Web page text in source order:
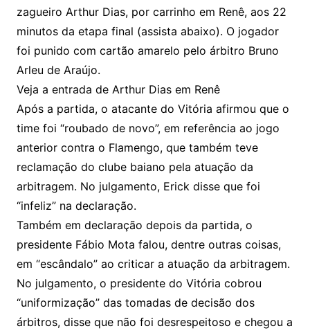
zagueiro Arthur Dias, por carrinho em Renê, aos 22
minutos da etapa final (assista abaixo). O jogador
foi punido com cartão amarelo pelo árbitro Bruno
Arleu de Araújo.
Veja a entrada de Arthur Dias em Renê
Após a partida, o atacante do Vitória afirmou que o
time foi “roubado de novo”, em referência ao jogo
anterior contra o Flamengo, que também teve
reclamação do clube baiano pela atuação da
arbitragem. No julgamento, Erick disse que foi
“infeliz” na declaração.
Também em declaração depois da partida, o
presidente Fábio Mota falou, dentre outras coisas,
em “escândalo” ao criticar a atuação da arbitragem.
No julgamento, o presidente do Vitória cobrou
“uniformização” das tomadas de decisão dos
árbitros, disse que não foi desrespeitoso e chegou a